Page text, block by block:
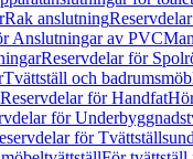
Rak anslutning
Anslutningar av PVC
Reservdelar för
Tvättställ och
Reservdelar för Handfat
för
för